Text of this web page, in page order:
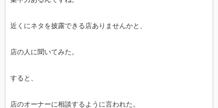
近くにネタを披露できる店ありませんかと、
店の人に聞いてみた。
すると、
店のオーナーに相談するように言われた。